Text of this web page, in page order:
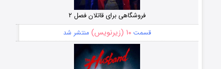
فروشگاهی برای قاتلان فصل ۲
قسمت۱۰ (زیرنویس) منتشر شد